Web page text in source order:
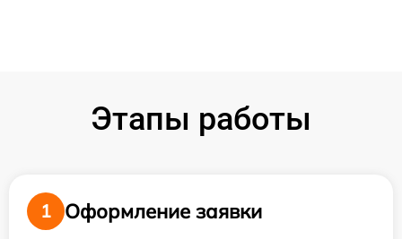
Этапы работы
1
Оформление заявки